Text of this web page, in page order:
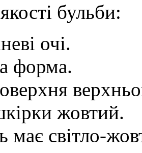
бульби:
очі.
форма.
жовтий.
має світло-